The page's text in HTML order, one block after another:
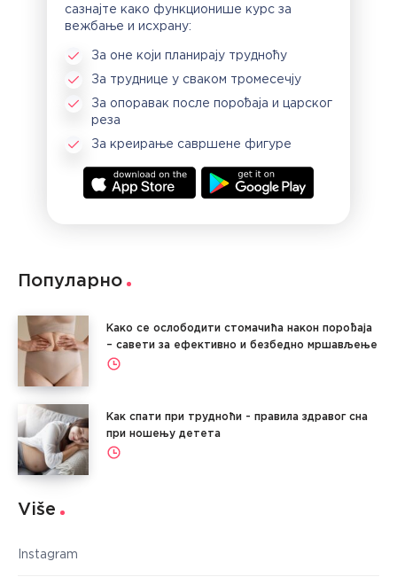
сазнајте како функционише курс за
вежбање и исхрану:
За оне који планирају трудноћу
За труднице у сваком тромесечју
За опоравак после порођаја и царског
реза
За креирање савршене фигуре
Популарно
Како се ослободити стомачића након порођаја
– савети за ефективно и безбедно мршављење
Как спати при трудноћи - правила здравог сна
при ношењу детета
Više
Instagram